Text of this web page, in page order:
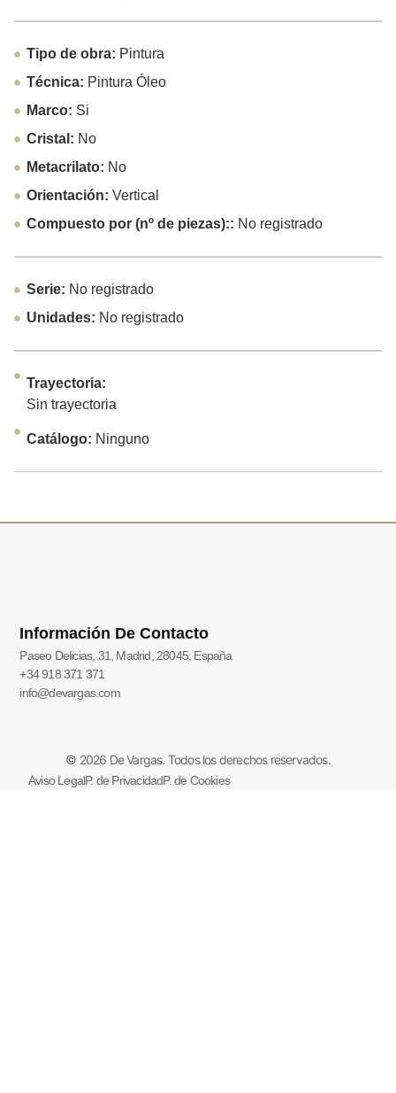
Tipo de obra: Pintura
Técnica: Pintura Óleo
Marco: Si
Cristal: No
Metacrilato: No
Orientación: Vertical
Compuesto por (nº de piezas):: No registrado
Serie: No registrado
Unidades: No registrado
Trayectoria:
Sin trayectoria
Catálogo: Ninguno
Información De Contacto
Paseo Delicias, 31, Madrid, 28045, España
+34 918 371 371
info@devargas.com
© 2026 De Vargas. Todos los derechos reservados.
Aviso LegalP. de PrivacidadP. de Cookies